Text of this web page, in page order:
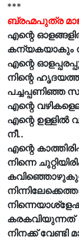
***
ബ്രഹ്മപുത്ര
എന്റെ
കന്യകയാകും
എന്റെ
നിന്റെ
പച്ചപ്പണിഞ്ഞ
എന്റെ
എന്റെ ഉള്ളിൽ
നീ..
എന്റെ
നിന്നെ
കരകവിയുന്നത്
നിനക്ക് വേണ്ടി